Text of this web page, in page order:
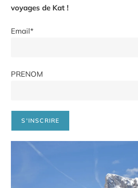
voyages de Kat !
Email*
PRENOM